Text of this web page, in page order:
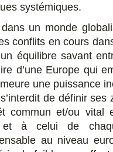
systémiques.
un monde
conflits en cours
équilibre savant
d’une Europe qui
une puissance
de définir ses
commun et/ou
et à celui de
au niveau